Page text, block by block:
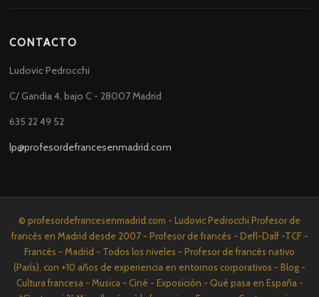
CONTACTO
Ludovic Pedrocchi
C/ Gandia 4, bajo C - 28007 Madrid
635 22 49 52
lp@profesordefrancesenmadrid.com
© profesordefrancesenmadrid.com - Ludovic Pedrocchi Profesor de
francés en Madrid desde 2007 - Profesor de francés - Defl-Dalf -TCF -
Francés - Madrid - Todos los niveles - Profesor de francés nativo
(París), con +10 años de experiencia en entornos corporativos - Blog -
Cultura francesa - Musica - Ciné - Exposición - Qué pasa en España -